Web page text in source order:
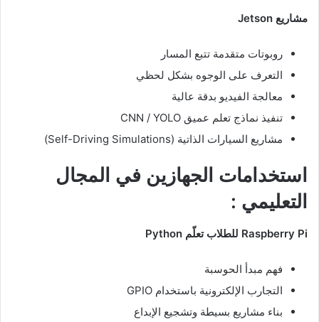
مشاريع Jetson
روبوتات متقدمة تتبع المسار
التعرف على الوجوه بشكل لحظي
معالجة الفيديو بدقة عالية
تنفيذ نماذج تعلم عميق CNN / YOLO
مشاريع السيارات الذاتية (Self-Driving Simulations)
استخدامات الجهازين في المجال
التعليمي :
Raspberry Pi للطلاب تعلّم Python
فهم مبدأ الحوسبة
التجارب الإلكترونية باستخدام GPIO
بناء مشاريع بسيطة وتشجيع الإبداع